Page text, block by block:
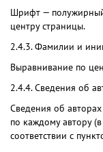
Шрифт —
центру страницы.
2.4.3. Фамилии и
Выравнивание по
2.4.4. Сведения об
Сведения об
по каждому автору
соответствии с